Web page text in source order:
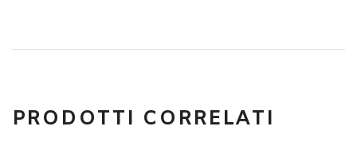
PRODOTTI CORRELATI